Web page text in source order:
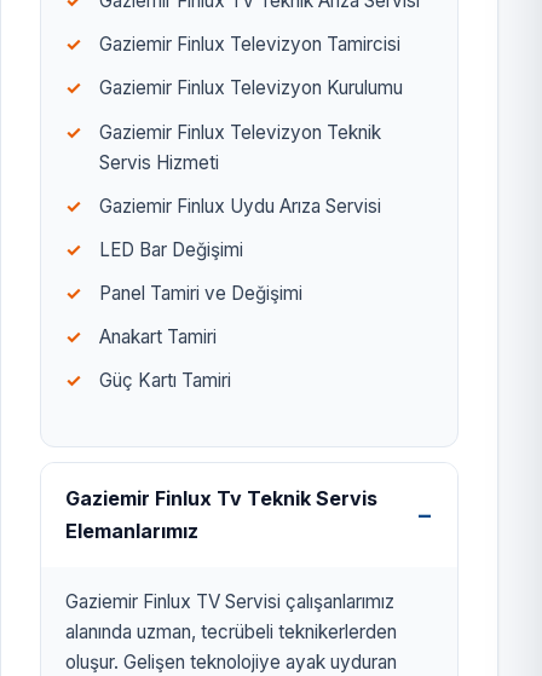
Gaziemir Finlux Televizyon Tamircisi
Gaziemir Finlux Televizyon Kurulumu
Gaziemir Finlux Televizyon Teknik
Servis Hizmeti
Gaziemir Finlux Uydu Arıza Servisi
LED Bar Değişimi
Panel Tamiri ve Değişimi
Anakart Tamiri
Güç Kartı Tamiri
Gaziemir Finlux Tv Teknik Servis
Elemanlarımız
Gaziemir Finlux TV Servisi çalışanlarımız
alanında uzman, tecrübeli teknikerlerden
oluşur. Gelişen teknolojiye ayak uyduran